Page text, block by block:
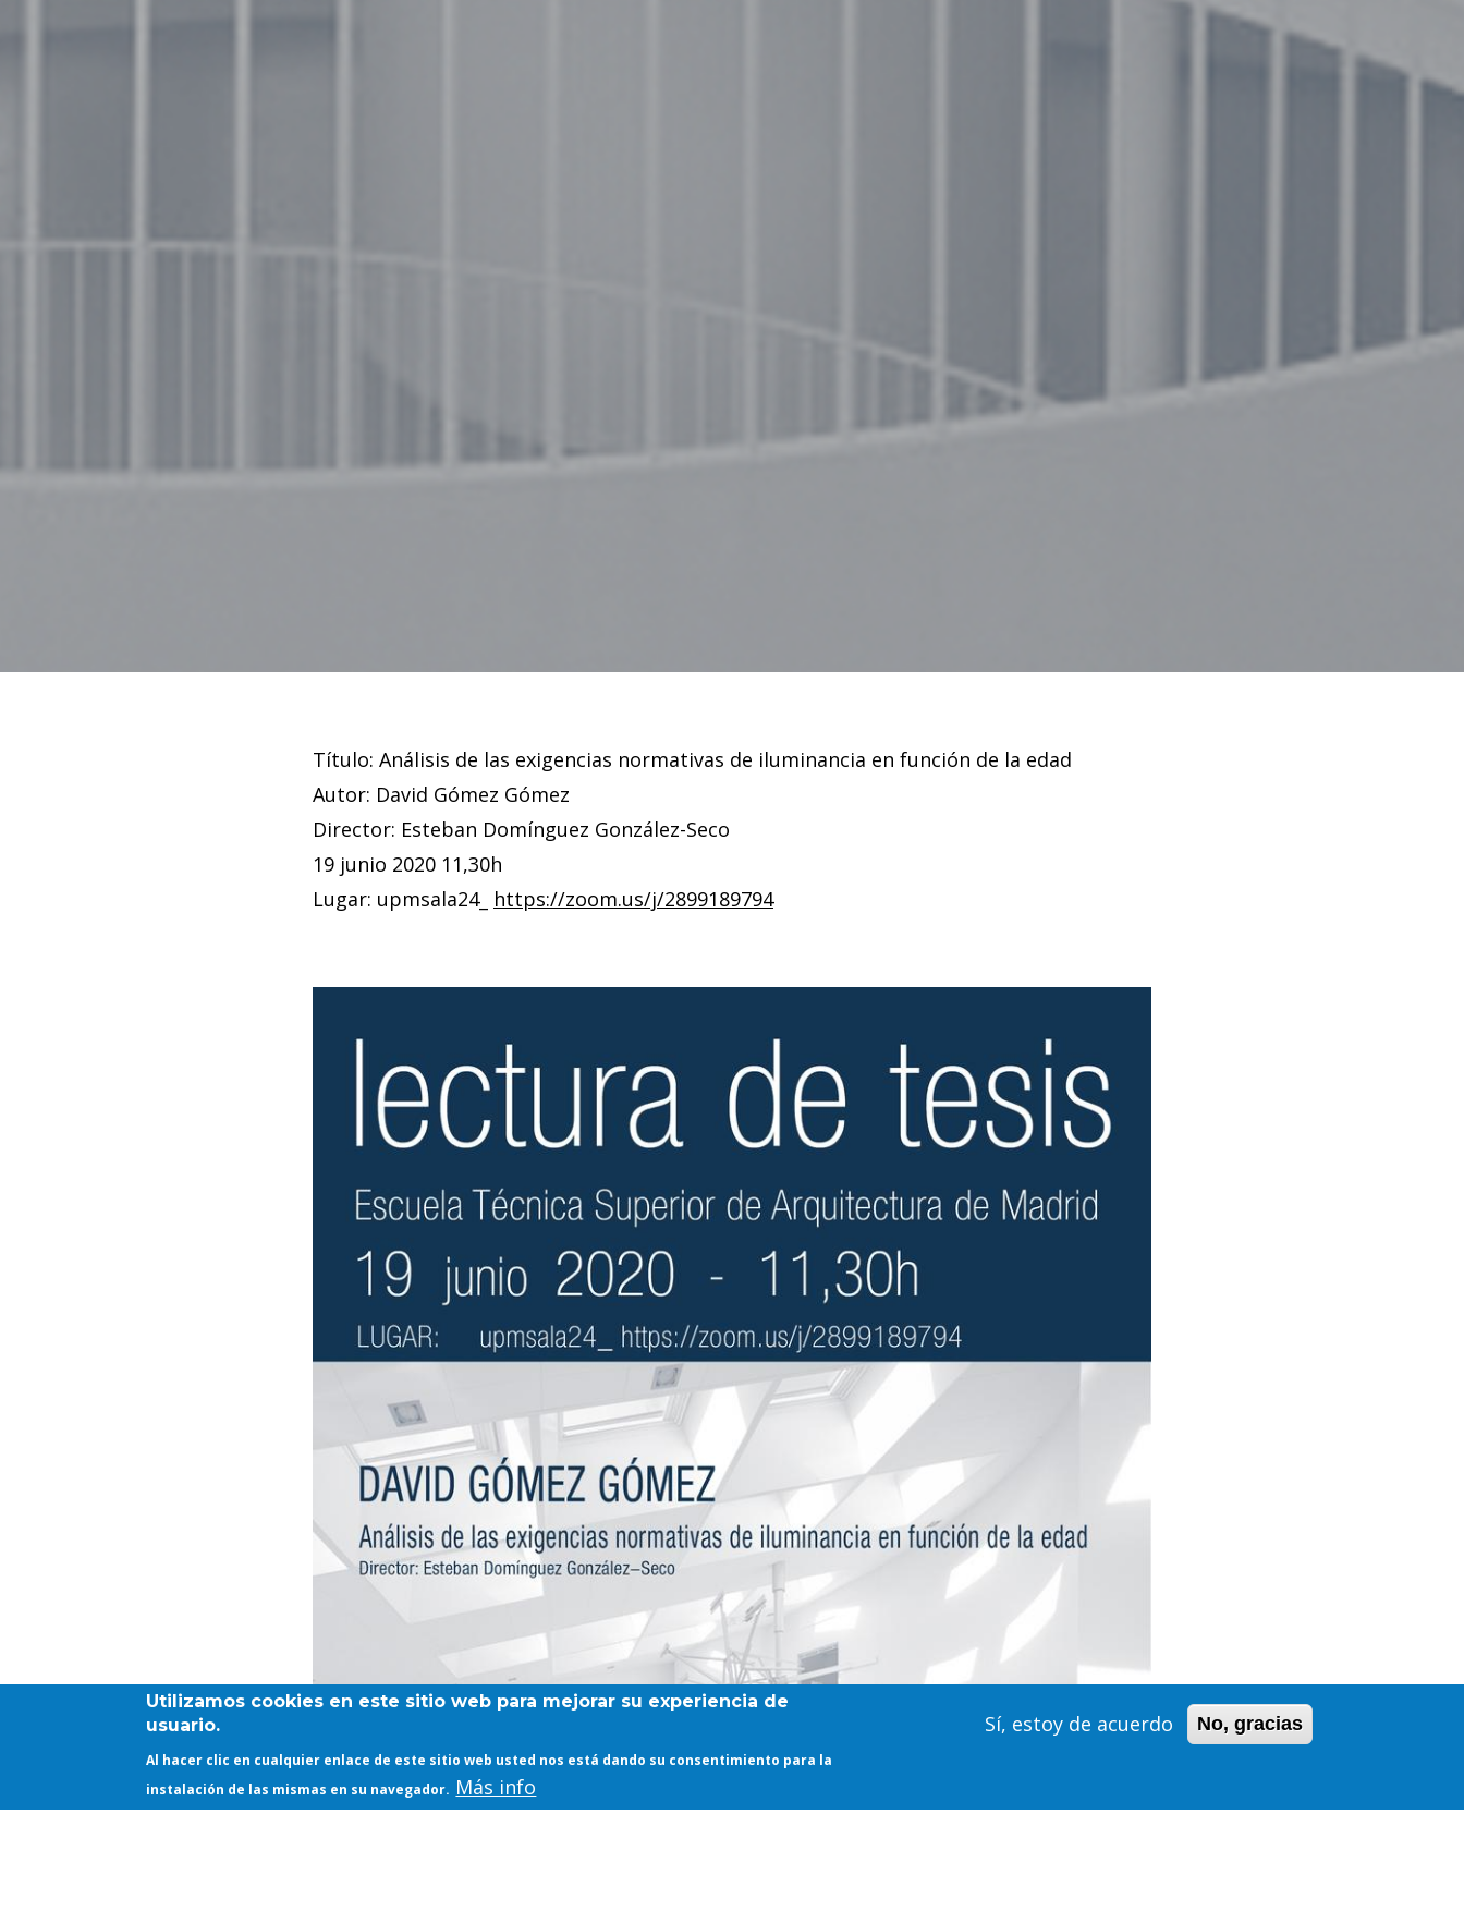
Título: Análisis de las exigencias normativas de iluminancia en función de la edad
Autor: David Gómez Gómez
Director: Esteban Domínguez González-Seco
19 junio 2020 11,30h
Lugar: upmsala24_ https://zoom.us/j/2899189794
Utilizamos cookies en este sitio web para mejorar su experiencia de
usuario.
Al hacer clic en cualquier enlace de este sitio web usted nos está dando su consentimiento para la
instalación de las mismas en su navegador. Más info
Sí, estoy de acuerdo No, gracias